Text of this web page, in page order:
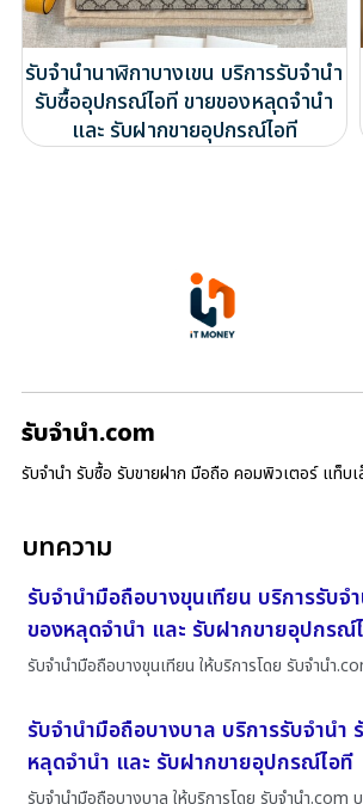
รับจำนำนาฬิกาบางเขน บริการรับจำนำ
รับซื้ออุปกรณ์ไอที ขายของหลุดจำนำ
และ รับฝากขายอุปกรณ์ไอที
รับจํานํา.com
รับจำนำ รับซื้อ รับขายฝาก มือถือ คอมพิวเตอร์ แท็บ
บทความ
รับจำนำมือถือบางขุนเทียน บริการรับ
ของหลุดจำนำ และ รับฝากขายอุปกรณ์
รับจำนำมือถือบางขุนเทียน ให้บริการโดย รับจํานํา
รับจำนำมือถือบางบาล บริการรับจำน
หลุดจำนำ และ รับฝากขายอุปกรณ์ไอที
รับจำนำมือถือบางบาล ให้บริการโดย รับจํานํา.com